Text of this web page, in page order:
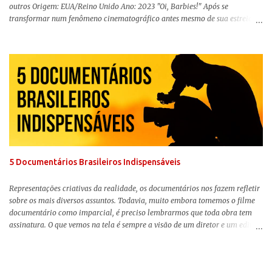
outros Origem: EUA/Reino Unido Ano: 2023 "Oi, Barbies!" Após se
transformar num fenômeno cinematográfico antes mesmo de sua estreia,
lançamento, posso afirmar que o longa, dirigido por Greta Gerwig (
Adoráveis Mulheres ) prometeu tudo e entregou mais ainda, se provando o
filme do ano até aqui. Repleto de criatividade, humor e sem medo de não se
levar a sério, a produção aborda temas complexos com críticas potentes. Já
conhecida por sua filmografia feminista, Gerwig traz uma reflexão de
como a Barbie se encaixa no mundo moderno, desenvolvendo a
importância e o impacto, positivo ou negativo, da boneca na vida das
pessoas. Isso tudo com um sentimento de nostalgia multigeracional. Na
5 Documentários Brasileiros Indispensáveis
Representações criativas da realidade, os documentários nos fazem refletir
sobre os mais diversos assuntos. Todavia, muito embora tomemos o filme
documentário como imparcial, é preciso lembrarmos que toda obra tem
assinatura. O que vemos na tela é sempre a visão de um diretor e um editor